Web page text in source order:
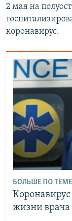
2 мая на
коронавирус.
БОЛЬШЕ ПО
жизни врача